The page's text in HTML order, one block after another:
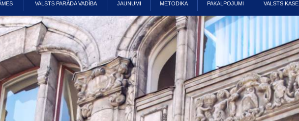
VALSTS PARĀDA VADĪBA JAUNUMI METODIKA PAKALPOJUMI VALSTS KASE